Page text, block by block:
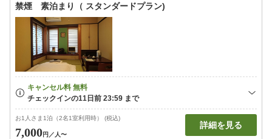
禁煙 素泊まり（ スタンダードプラン)
お1人さま1泊（2名1室利用時） (税込)
7,000円 ／人〜
詳細を見る